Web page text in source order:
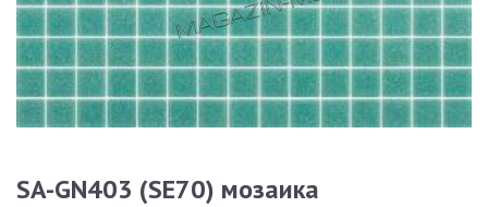
SA-GN403 (SE70) мозаика